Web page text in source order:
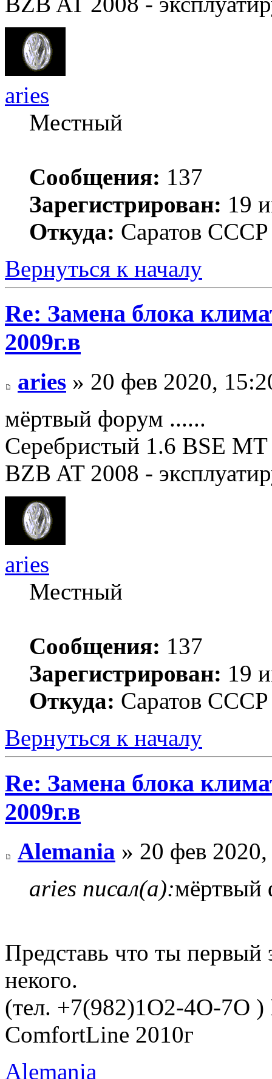
aries
Местный
Сообщения: 137
Зарегистрирован: 19
Откуда: Саратов
Вернуться к началу
Re: Замена блока
2009г.в
aries » 20 фев 2020,
мёртвый форум ......
Серебристый 1.6 BSE
BZB AT 2008 -
aries
Местный
Сообщения: 137
Зарегистрирован: 19
Откуда: Саратов
Вернуться к началу
Re: Замена блока
2009г.в
Alemania » 20 фев
aries писал(а):мёртвый
Представь что ты
некого.
(тел. +7(982)1O2-4O-7O
ComfortLine 2010г
Alemania